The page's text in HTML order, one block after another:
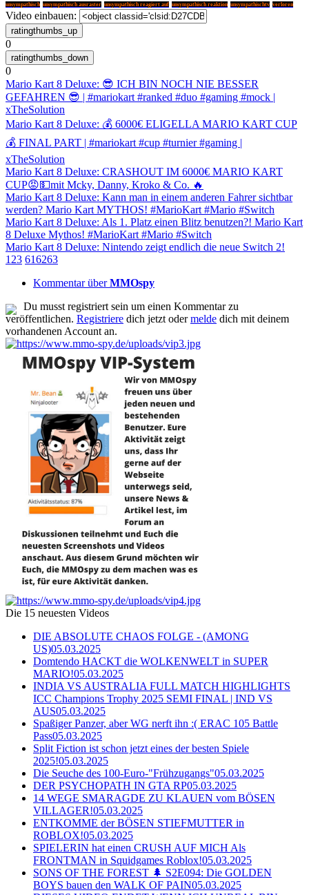
unsympathisch unsympathisch ausraster unsympathisch reagiert auf unsympathisch reaktion unsympathischtv verloren
Video einbauen:
0
0
Mario Kart 8 Deluxe: 😎 ICH BIN NOCH NIE BESSER
GEFAHREN 😎 | #mariokart #ranked #duo #gaming #mock |
xTheSolution
Mario Kart 8 Deluxe: 💰 6000€ ELIGELLA MARIO KART CUP
💰 FINAL PART | #mariokart #cup #turnier #gaming |
xTheSolution
Mario Kart 8 Deluxe: CRASHOUT IM 6000€ MARIO KART
CUP😡💵mit Mcky, Danny, Kroko & Co. 🔥
Mario Kart 8 Deluxe: Kann man in einem anderen Fahrer sichtbar
werden? Mario Kart MYTHOS! #MarioKart #Mario #Switch
Mario Kart 8 Deluxe: Als 1. Platz einen Blitz benutzen?! Mario Kart
8 Deluxe Mythos! #MarioKart #Mario #Switch
Mario Kart 8 Deluxe: Nintendo zeigt endlich die neue Switch 2!
1 23 616263
Kommentar überMMOspy
Du musst registriert sein um einen Kommentar zu
veröffentlichen. Registriere dich jetzt odermelde dich mit deinem
vorhandenen Account an.
Die 15 neuesten Videos
DIE ABSOLUTE CHAOS FOLGE - (AMONG
US)05.03.2025
Domtendo HACKT die WOLKENWELT in SUPER
MARIO!05.03.2025
INDIA VS AUSTRALIA FULL MATCH HIGHLIGHTS
ICC Champions Trophy 2025 SEMI FINAL | IND VS
AUS05.03.2025
Spaßiger Panzer, aber WG nerft ihn :( ERAC 105 Battle
Pass05.03.2025
Split Fiction ist schon jetzt eines der besten Spiele
2025!05.03.2025
Die Seuche des 100-Euro-"Frühzugangs"05.03.2025
DER PSYCHOPATH IN GTA RP05.03.2025
14 WEGE SMARAGDE ZU KLAUEN vom BÖSEN
VILLAGER!05.03.2025
ENTKOMME der BÖSEN STIEFMUTTER in
ROBLOX!05.03.2025
SPIELERIN hat einen CRUSH AUF MICH Als
FRONTMAN in Squidgames Roblox!05.03.2025
SONS OF THE FOREST 🌲 S2E094: Die GOLDEN
BOYS bauen den WALK OF PAIN05.03.2025